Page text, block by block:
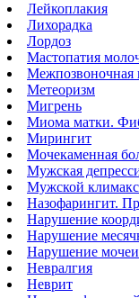
Лейкоплакия
Лихорадка
Лордоз
Мастопатия
Межпозвоночная
Метеоризм
Мигрень
Миома матки.
Мирингит
Мочекаменная
Мужская
Мужской
Назофарингит.
Нарушение
Нарушение
Нарушение
Невралгия
Неврит